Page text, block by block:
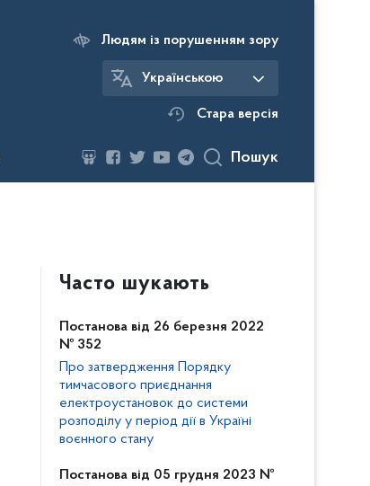
Людям із порушенням зору
Українською
Стара версія
Пошук
Часто шукають
Постанова від 26 березня 2022
№ 352
Про затвердження Порядку
тимчасового приєднання
електроустановок до системи
розподілу у період дії в Україні
воєнного стану
Постанова від 05 грудня 2023 №